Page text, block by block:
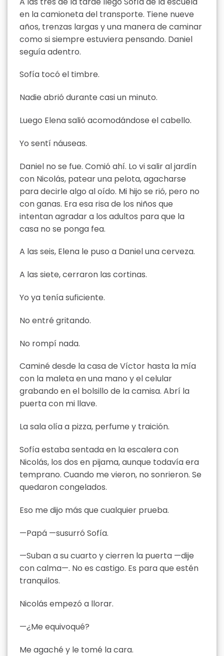
en la camioneta del transporte. Tiene nueve
años, trenzas largas y una manera de caminar
como si siempre estuviera pensando. Daniel
seguía adentro.
Sofía tocó el timbre.
Nadie abrió durante casi un minuto.
Luego Elena salió acomodándose el cabello.
Yo sentí náuseas.
Daniel no se fue. Comió ahí. Lo vi salir al jardín
con Nicolás, patear una pelota, agacharse
para decirle algo al oído. Mi hijo se rió, pero no
con ganas. Era esa risa de los niños que
intentan agradar a los adultos para que la
casa no se ponga fea.
A las seis, Elena le puso a Daniel una cerveza.
A las siete, cerraron las cortinas.
Yo ya tenía suficiente.
No entré gritando.
No rompí nada.
Caminé desde la casa de Víctor hasta la mía
con la maleta en una mano y el celular
grabando en el bolsillo de la camisa. Abrí la
puerta con mi llave.
La sala olía a pizza, perfume y traición.
Sofía estaba sentada en la escalera con
Nicolás, los dos en pijama, aunque todavía era
temprano. Cuando me vieron, no sonrieron. Se
quedaron congelados.
Eso me dijo más que cualquier prueba.
—Papá —susurró Sofía.
—Suban a su cuarto y cierren la puerta —dije
con calma—. No es castigo. Es para que estén
tranquilos.
Nicolás empezó a llorar.
—¿Me equivoqué?
Me agaché y le tomé la cara.